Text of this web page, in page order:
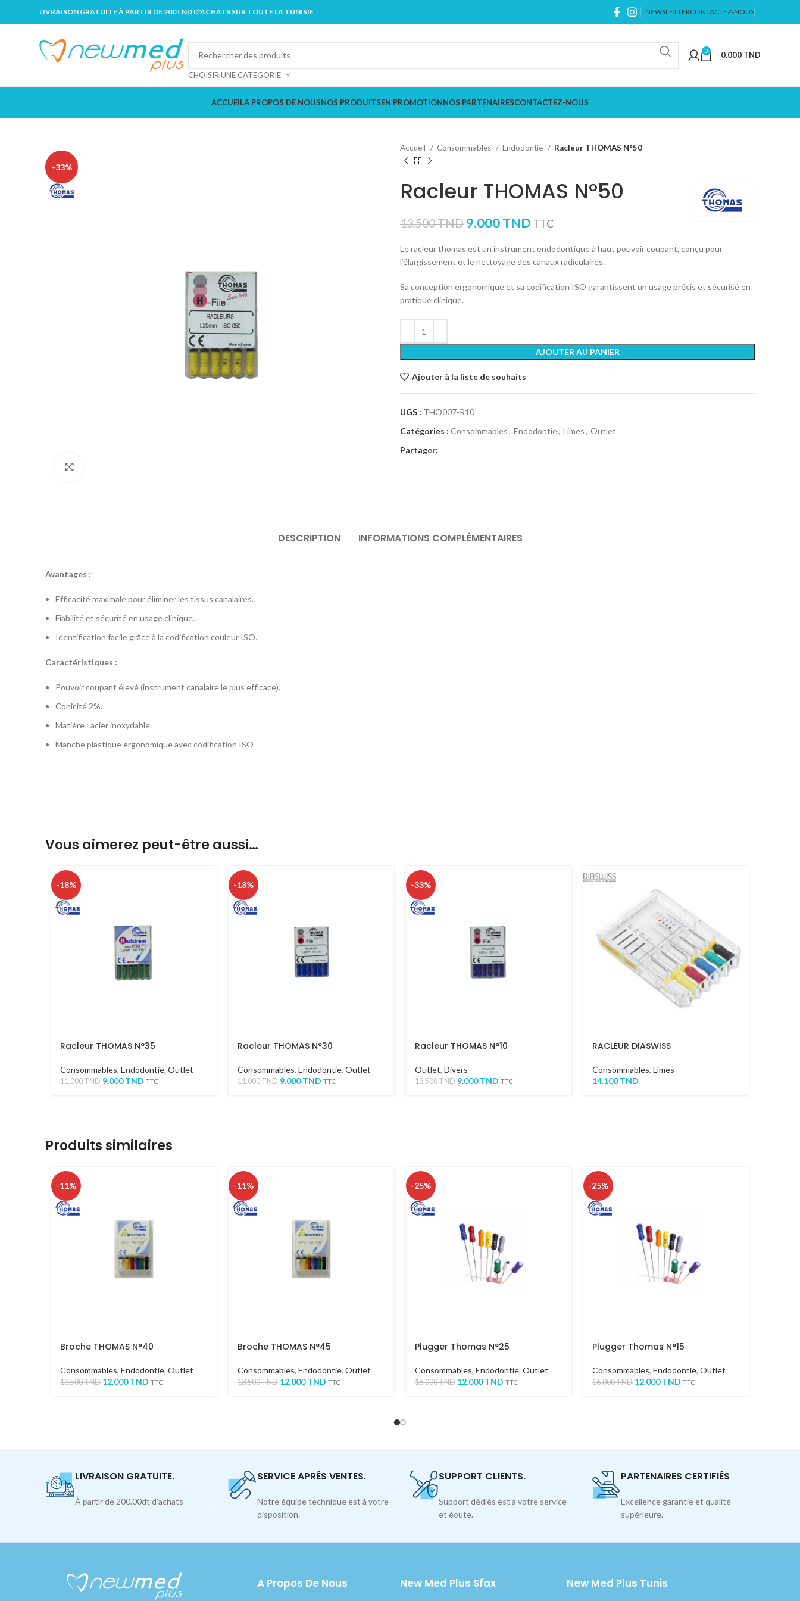
LIVRAISON GRATUITE À PARTIR DE 200TND D'ACHATS SUR TOUTE LA TUNISIE NEWSLETTERCONTACTEZ-NOUS
CHOISIR UNE CATÉGORIE
0 0.000 TND
ACCUEILA PROPOS DE NOUSNOS PRODUITSEN PROMOTIONNOS PARTENAIRESCONTACTEZ-NOUS
-33%
Accueil Consommables Endodontie Racleur THOMAS N°50
Racleur THOMAS N°50
13.500TND 9.000TND TTC
Le racleur thomas est un instrument endodontique à haut pouvoir coupant, conçu pour
l’élargissement et le nettoyage des canaux radiculaires.
Sa conception ergonomique et sa codification ISO garantissent un usage précis et sécurisé en
pratique clinique.
AJOUTER AU PANIER
Ajouter à la liste de souhaits
UGS : THO007-R10
Catégories : Consommables, Endodontie, Limes, Outlet
Partager:
DESCRIPTION INFORMATIONS COMPLÉMENTAIRES
Avantages :
Efficacité maximale pour éliminer les tissus canalaires.
Fiabilité et sécurité en usage clinique.
Identification facile grâce à la codification couleur ISO.
Caractéristiques :
Pouvoir coupant élevé (instrument canalaire le plus efficace).
Conicité 2%.
Matière : acier inoxydable.
Manche plastique ergonomique avec codification ISO
Vous aimerez peut-être aussi…
-18%
Racleur THOMAS N°35
Consommables, Endodontie, Outlet
11.000TND 9.000TND TTC
-18%
Racleur THOMAS N°30
Consommables, Endodontie, Outlet
11.000TND 9.000TND TTC
-33%
Racleur THOMAS N°10
Outlet, Divers
13.500TND 9.000TND TTC
RACLEUR DIASWISS
Consommables, Limes
14.100TND
Produits similaires
-11%
Broche THOMAS N°40
Consommables, Endodontie, Outlet
13.500TND 12.000TND TTC
-11%
Broche THOMAS N°45
Consommables, Endodontie, Outlet
13.500TND 12.000TND TTC
-25%
Plugger Thomas N°25
Consommables, Endodontie, Outlet
16.000TND 12.000TND TTC
-25%
Plugger Thomas N°15
Consommables, Endodontie, Outlet
16.000TND 12.000TND TTC
LIVRAISON GRATUITE.
À partir de 200.00dt d'achats
SERVICE APRÉS VENTES.
Notre équipe technique est à votre
disposition.
SUPPORT CLIENTS.
Support dédiés est à votre service
et éoute.
PARTENAIRES CERTIFIÉS
Excellence garantie et qualité
supérieure.
A Propos De Nous New Med Plus Sfax New Med Plus Tunis